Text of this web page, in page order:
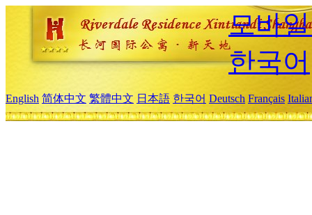
모바
한국어
English 简体中文 繁體中文 日本語 한국어 Deutsch Français